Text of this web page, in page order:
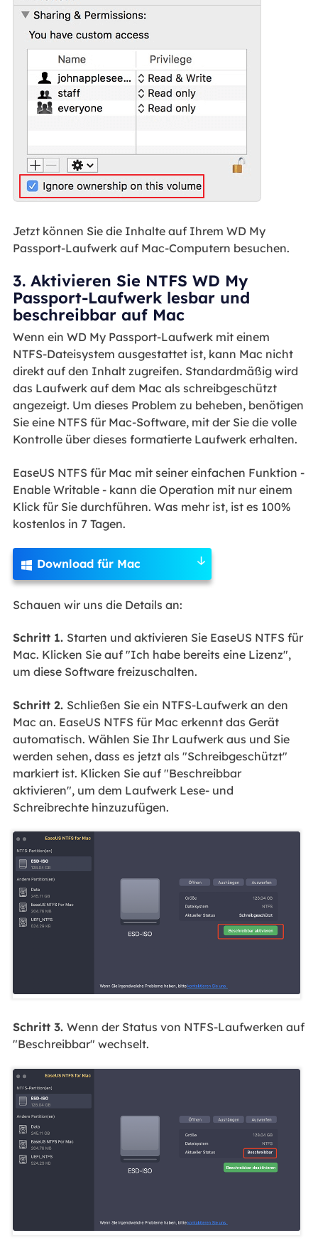
Jetzt können Sie die Inhalte auf Ihrem WD My
Passport-Laufwerk auf Mac-Computern besuchen.
3. Aktivieren Sie NTFS WD My
Passport-Laufwerk lesbar und
beschreibbar auf Mac
Wenn ein WD My Passport-Laufwerk mit einem
NTFS-Dateisystem ausgestattet ist, kann Mac nicht
direkt auf den Inhalt zugreifen. Standardmäßig wird
das Laufwerk auf dem Mac als schreibgeschützt
angezeigt. Um dieses Problem zu beheben, benötigen
Sie eine NTFS für Mac-Software, mit der Sie die volle
Kontrolle über dieses formatierte Laufwerk erhalten.
EaseUS NTFS für Mac mit seiner einfachen Funktion -
Enable Writable - kann die Operation mit nur einem
Klick für Sie durchführen. Was mehr ist, ist es 100%
kostenlos in 7 Tagen.
 Download für Mac
Schauen wir uns die Details an:
Schritt 1. Starten und aktivieren Sie EaseUS NTFS für
Mac. Klicken Sie auf "Ich habe bereits eine Lizenz",
um diese Software freizuschalten.
Schritt 2. Schließen Sie ein NTFS-Laufwerk an den
Mac an. EaseUS NTFS für Mac erkennt das Gerät
automatisch. Wählen Sie Ihr Laufwerk aus und Sie
werden sehen, dass es jetzt als "Schreibgeschützt"
markiert ist. Klicken Sie auf "Beschreibbar
aktivieren", um dem Laufwerk Lese- und
Schreibrechte hinzuzufügen.
Schritt 3. Wenn der Status von NTFS-Laufwerken auf
"Beschreibbar" wechselt.